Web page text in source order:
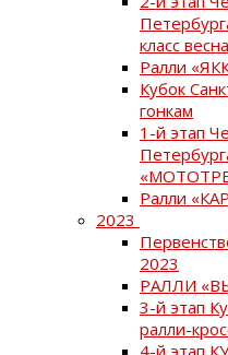
класс
Ралли
Кубок
гонкам
1-й этап
Ралли
2023
2023
РАЛЛИ
3-й этап
ралли-
4-й этап